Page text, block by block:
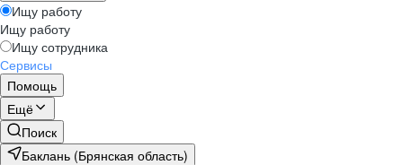
Ищу работу
Ищу работу
Ищу сотрудника
Сервисы
Помощь
Ещё
Поиск
Баклань (Брянская область)